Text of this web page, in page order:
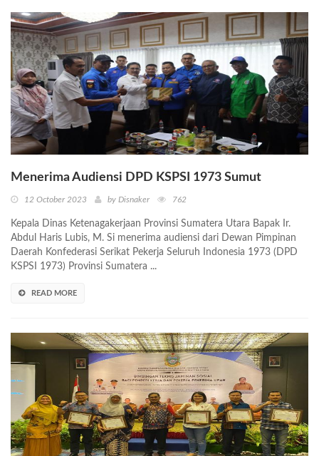
Menerima Audiensi DPD KSPSI 1973 Sumut
12 October 2023 by Disnaker 762
Kepala Dinas Ketenagakerjaan Provinsi Sumatera Utara Bapak Ir.
Abdul Haris Lubis, M. Si menerima audiensi dari Dewan Pimpinan
Daerah Konfederasi Serikat Pekerja Seluruh Indonesia 1973 (DPD
KSPSI 1973) Provinsi Sumatera ...
READ MORE